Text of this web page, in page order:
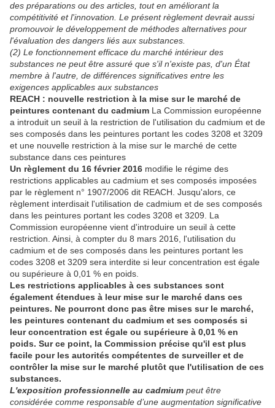
des préparations ou des articles, tout en améliorant la
compétitivité et l'innovation. Le présent règlement devrait aussi
promouvoir le développement de méthodes alternatives pour
l'évaluation des dangers liés aux substances.
(2) Le fonctionnement efficace du marché intérieur des
substances ne peut être assuré que s'il n'existe pas, d'un État
membre à l'autre, de différences significatives entre les
exigences applicables aux substances
REACH : nouvelle restriction à la mise sur le marché de
peintures contenant du cadmium La Commission européenne
a introduit un seuil à la restriction de l'utilisation du cadmium et de
ses composés dans les peintures portant les codes 3208 et 3209
et une nouvelle restriction à la mise sur le marché de cette
substance dans ces peintures
Un règlement du 16 février 2016 modifie le régime des
restrictions applicables au cadmium et ses composés imposées
par le règlement n° 1907/2006 dit REACH. Jusqu'alors, ce
règlement interdisait l'utilisation de cadmium et de ses composés
dans les peintures portant les codes 3208 et 3209. La
Commission européenne vient d'introduire un seuil à cette
restriction. Ainsi, à compter du 8 mars 2016, l'utilisation du
cadmium et de ses composés dans les peintures portant les
codes 3208 et 3209 sera interdite si leur concentration est égale
ou supérieure à 0,01 % en poids.
Les restrictions applicables à ces substances sont
également étendues à leur mise sur le marché dans ces
peintures. Ne pourront donc pas être mises sur le marché,
les peintures contenant du cadmium et ses composés si
leur concentration est égale ou supérieure à 0,01 % en
poids. Sur ce point, la Commission précise qu'il est plus
facile pour les autorités compétentes de surveiller et de
contrôler la mise sur le marché plutôt que l'utilisation de ces
substances.
L'exposition professionnelle au cadmium peut être
considérée comme responsable d’une augmentation significative